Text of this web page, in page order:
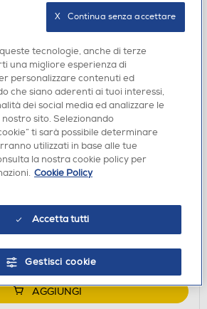
e Pellicola per Nintendo
30' gratuito:verifica
AGGIUNGI
tecnologie, anche di terze
una migliore esperienza di
personalizzare contenuti ed
che siano aderenti ai tuoi interessi,
dei social media ed analizzare le
sito. Selezionando
ti sarà possibile determinare
utilizzati in base alle tue
la nostra cookie policy per
Cookie Policy
Accetta tutti
Gestisci cookie
X   Continua senza accettare